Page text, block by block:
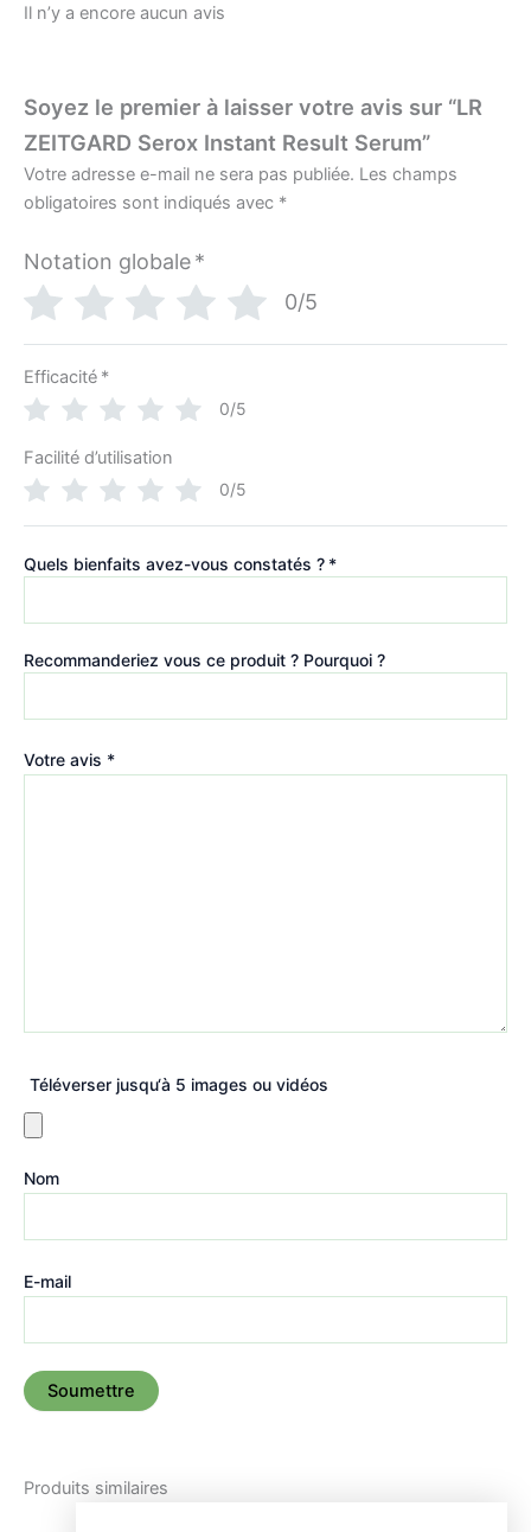
Il n’y a encore aucun avis
Soyez le premier à laisser votre avis sur “LR
ZEITGARD Serox Instant Result Serum”
Votre adresse e-mail ne sera pas publiée. Les champs
obligatoires sont indiqués avec *
Notation globale*
0/5
Efficacité *
0/5
Facilité d’utilisation
0/5
Quels bienfaits avez-vous constatés ? *
Recommanderiez vous ce produit ? Pourquoi ?
Votre avis *
Téléverser jusqu‘à 5 images ou vidéos
Nom
E-mail
Produits similaires